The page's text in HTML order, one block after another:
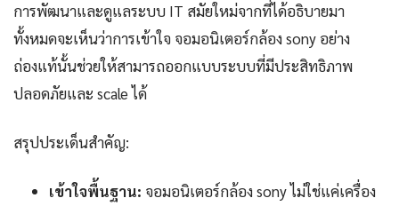
การพัฒนาและดูแลระบบ IT สมัยใหม่จากที่ได้อธิบายมา
ทั้งหมดจะเห็นว่าการเข้าใจ จอมอนิเตอร์กล้อง sony อย่าง
ถ่องแท้นั้นช่วยให้สามารถออกแบบระบบที่มีประสิทธิภาพ
ปลอดภัยและ scale ได้
สรุปประเด็นสำคัญ:
เข้าใจพื้นฐาน: จอมอนิเตอร์กล้อง sony ไม่ใช่แค่เครื่อง